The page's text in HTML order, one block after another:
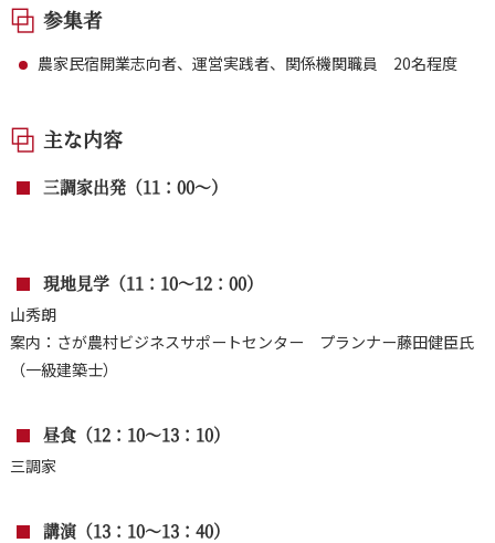
参集者
農家民宿開業志向者、運営実践者、関係機関職員 20名程度
主な内容
三調家出発（11：00～）
現地見学（11：10～12：00）
山秀朗
案内：さが農村ビジネスサポートセンター プランナー藤田健臣氏
（一級建築士）
昼食（12：10～13：10）
三調家
講演（13：10～13：40）